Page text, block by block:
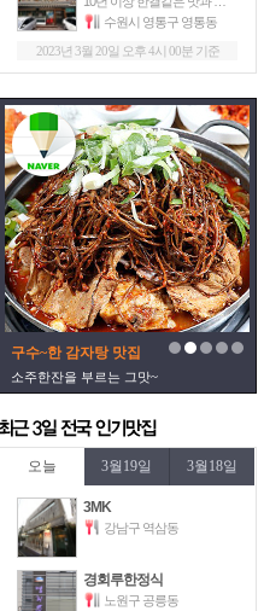
수원시 영통구 영통동
2023년 3월 20일 오후 4시 00분 기준
구수~한 감자탕 맛집
소주한잔을 부르는 그맛~
오늘 3월19일 3월18일
3MK
강남구 역삼동
경회루한정식
노원구 공릉동